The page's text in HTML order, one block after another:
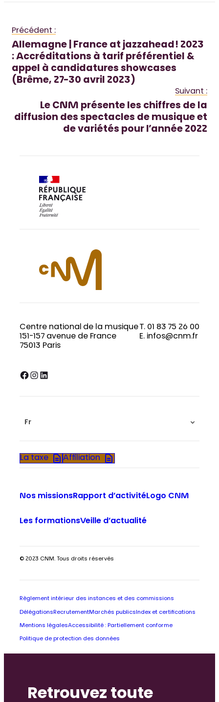
Précédent :
Allemagne | France at jazzahead! 2023
: Accréditations à tarif préférentiel &
appel à candidatures showcases
(Brême, 27-30 avril 2023)
Suivant :
Le CNM présente les chiffres de la
diffusion des spectacles de musique et
de variétés pour l’année 2022
Centre national de la musique
151-157 avenue de France
75013 Paris
T. 01 83 75 26 00
E. infos@cnm.fr
Facebook InstagramLinkedIn
Fr
La taxe Affiliation
Nos missionsRapport d’activitéLogo CNM
Les formationsVeille d’actualité
© 2023 CNM. Tous droits réservés
Règlement intérieur des instances et des commissions
Délégations RecrutementMarchés publics Index et certifications
Mentions légalesAccessibilité : Partiellement conforme
Politique de protection des données
Retrouvez toute